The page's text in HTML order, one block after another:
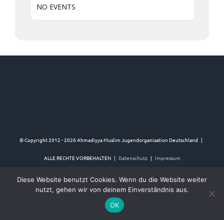
NO EVENTS
© Copyright 2012 -2026 Ahmadiyya Muslim Jugendorganisation Deutschland |
ALLE RECHTE VORBEHALTEN | Datenschutz| Impressum
TwitterInstagram
YouTube
Facebook
Diese Website benutzt Cookies. Wenn du die Website weiter
nutzt, gehen wir von deinem Einverständnis aus.
OK